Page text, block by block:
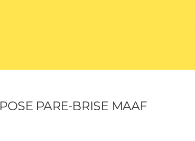
POSE PARE-BRISE MAAF